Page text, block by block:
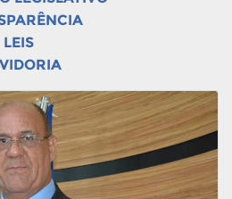
LEIS